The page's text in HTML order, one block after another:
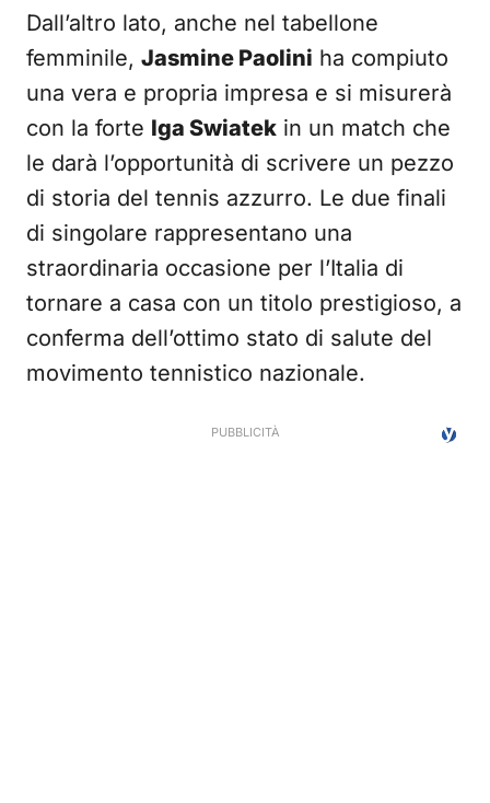
Dall’altro lato, anche nel tabellone
femminile, Jasmine Paolini ha compiuto
una vera e propria impresa e si misurerà
con la forte Iga Swiatek in un match che
le darà l’opportunità di scrivere un pezzo
di storia del tennis azzurro. Le due finali
di singolare rappresentano una
straordinaria occasione per l’Italia di
tornare a casa con un titolo prestigioso, a
conferma dell’ottimo stato di salute del
movimento tennistico nazionale.